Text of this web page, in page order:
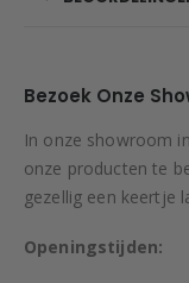
Bezoek Onze
In onze showroom
onze producten te
gezellig een keertje
Openingstijden: